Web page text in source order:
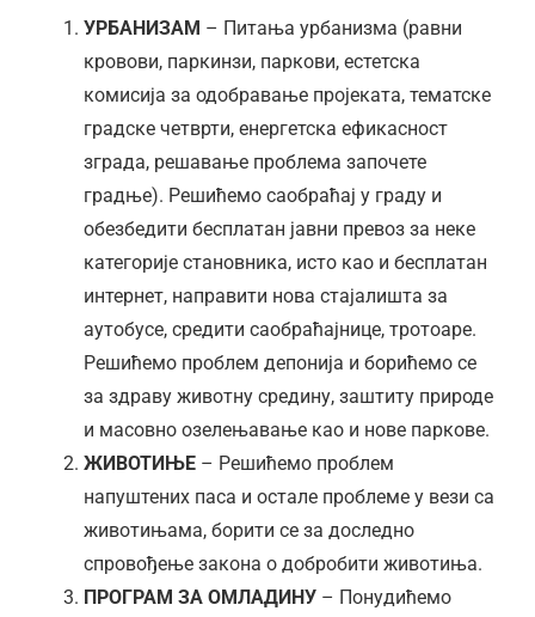
УРБАНИЗАМ – Питања урбанизма (равни
кровови, паркинзи, паркови, естетска
комисија за одобравање пројеката, тематске
градске четврти, енергетска ефикасност
зграда, решавање проблема започете
градње). Решићемо саобраћај у граду и
обезбедити бесплатан јавни превоз за неке
категорије становника, исто као и бесплатан
интернет, направити нова стајалишта за
аутобусе, средити саобраћајнице, тротоаре.
Решићемо проблем депонија и борићемо се
за здраву животну средину, заштиту природе
и масовно озелењавање као и нове паркове.
ЖИВОТИЊЕ – Решићемо проблем
напуштених паса и остале проблеме у вези са
животињама, борити се за доследно
спровођење закона о добробити животиња.
ПРОГРАМ ЗА ОМЛАДИНУ – Понудићемо